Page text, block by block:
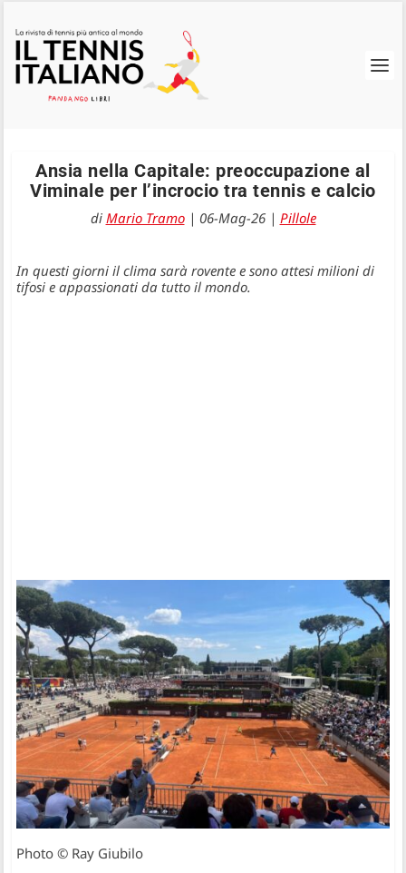
Ansia nella Capitale: preoccupazione al
Viminale per l’incrocio tra tennis e calcio
di Mario Tramo| 06-Mag-26| Pillole
In questi giorni il clima sarà rovente e sono attesi milioni di
tifosi e appassionati da tutto il mondo.
Photo © Ray Giubilo